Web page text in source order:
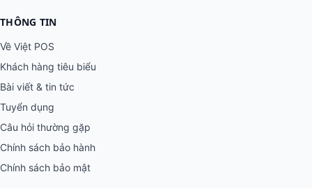
THÔNG TIN
Về Việt POS
Khách hàng tiêu biểu
Bài viết & tin tức
Tuyển dụng
Câu hỏi thường gặp
Chính sách bảo hành
Chính sách bảo mật